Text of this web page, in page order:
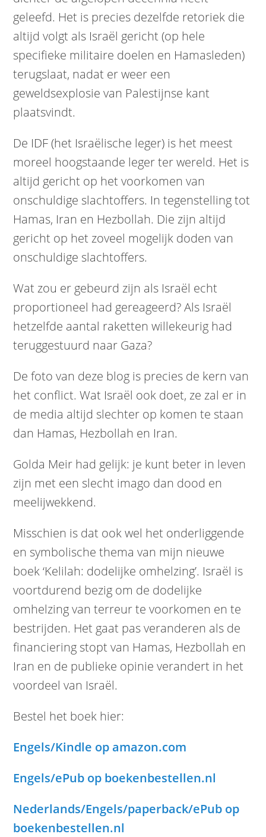
geleefd. Het is precies dezelfde retoriek die
altijd volgt als Israël gericht (op hele
specifieke militaire doelen en Hamasleden)
terugslaat, nadat er weer een
geweldsexplosie van Palestijnse kant
plaatsvindt.
De IDF (het Israëlische leger) is het meest
moreel hoogstaande leger ter wereld. Het is
altijd gericht op het voorkomen van
onschuldige slachtoffers. In tegenstelling tot
Hamas, Iran en Hezbollah. Die zijn altijd
gericht op het zoveel mogelijk doden van
onschuldige slachtoffers.
Wat zou er gebeurd zijn als Israël echt
proportioneel had gereageerd? Als Israël
hetzelfde aantal raketten willekeurig had
teruggestuurd naar Gaza?
De foto van deze blog is precies de kern van
het conflict. Wat Israël ook doet, ze zal er in
de media altijd slechter op komen te staan
dan Hamas, Hezbollah en Iran.
Golda Meir had gelijk: je kunt beter in leven
zijn met een slecht imago dan dood en
meelijwekkend.
Misschien is dat ook wel het onderliggende
en symbolische thema van mijn nieuwe
boek ‘Kelilah: dodelijke omhelzing’. Israël is
voortdurend bezig om de dodelijke
omhelzing van terreur te voorkomen en te
bestrijden. Het gaat pas veranderen als de
financiering stopt van Hamas, Hezbollah en
Iran en de publieke opinie verandert in het
voordeel van Israël.
Bestel het boek hier:
Engels/Kindle op amazon.com
Engels/ePub op boekenbestellen.nl
Nederlands/Engels/paperback/ePub op
boekenbestellen.nl